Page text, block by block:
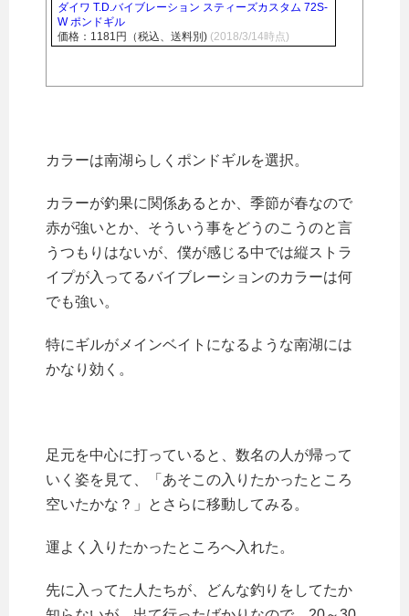
ダイワ T.D.バイブレーション スティーズカスタム 72S-
W ポンドギル
価格：1181円（税込、送料別) (2018/3/14時点)
カラーは南湖らしくポンドギルを選択。
カラーが釣果に関係あるとか、季節が春なので
赤が強いとか、そういう事をどうのこうのと言
うつもりはないが、僕が感じる中では縦ストラ
イプが入ってるバイブレーションのカラーは何
でも強い。
特にギルがメインベイトになるような南湖には
かなり効く。
足元を中心に打っていると、数名の人が帰って
いく姿を見て、「あそこの入りたかったところ
空いたかな？」とさらに移動してみる。
運よく入りたかったところへ入れた。
先に入ってた人たちが、どんな釣りをしてたか